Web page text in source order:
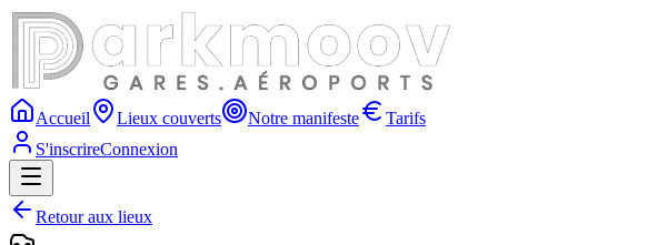
Accueil Lieux couverts Notre manifeste
Tarifs
S'inscrireConnexion
Retour aux lieux